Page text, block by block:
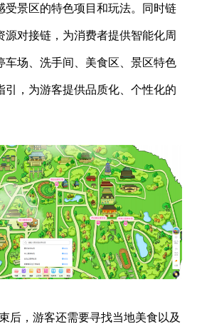
受景区的特色项目和玩法。同时链
源对接链，为消费者提供智能化周
车场、洗手间、美食区、景区特色
引，为游客提供品质化、个性化的
后，游客还需要寻找当地美食以及